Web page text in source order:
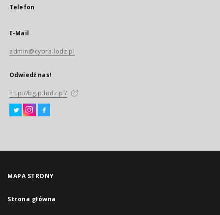
Telefon
E-Mail
admin@cybra.lodz.pl
Odwiedź nas!
http://bg.p.lodz.pl/
MAPA STRONY
Strona główna